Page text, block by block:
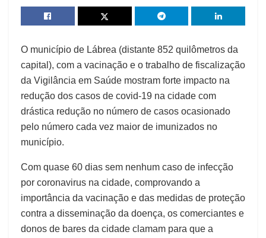
O município de Lábrea (distante 852 quilômetros da
capital), com a vacinação e o trabalho de fiscalização
da Vigilância em Saúde mostram forte impacto na
redução dos casos de covid-19 na cidade com
drástica redução no número de casos ocasionado
pelo número cada vez maior de imunizados no
município.
Com quase 60 dias sem nenhum caso de infecção
por coronavirus na cidade, comprovando a
importância da vacinação e das medidas de proteção
contra a disseminação da doença, os comerciantes e
donos de bares da cidade clamam para que a